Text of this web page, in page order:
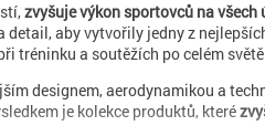
zvyšuje výkon sportovců na všech
detail, aby vytvořily jedny z
tréninku a soutěžích po celém
designem, aerodynamikou a
je kolekce produktů, které